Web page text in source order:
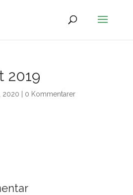
2019
2020 0 Kommentarer